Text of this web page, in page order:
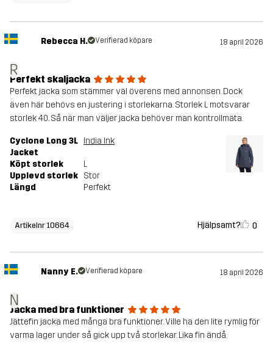
R
Rebecca H. Verifierad köpare 18 april 2026
Perfekt skaljacka
Perfekt jacka som stämmer väl överens med annonsen. Dock
även här behövs en justering i storlekarna. Storlek L motsvarar
storlek 40. Så när man väljer jacka behöver man kontrollmäta.
Cyclone Long 3L
Jacket
India Ink
Köpt storlek
L
Upplevd storlek Stor
Längd
Perfekt
Artikelnr 10664 Hjälpsamt? 0
N
Nanny E. Verifierad köpare 18 april 2026
Jacka med bra funktioner
Jättefin jacka med många bra funktioner. Ville ha den lite rymlig för
varma lager under så gick upp två storlekar. Lika fin ändå.